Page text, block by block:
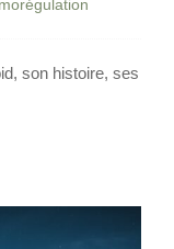
son histoire, ses